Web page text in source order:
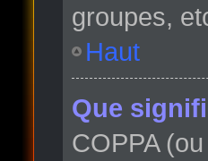
groupes,
Haut
Que
COPPA (ou